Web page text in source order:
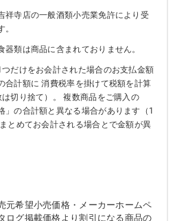
祥寺店の一般酒類小売業免許により受
類は商品に含まれておりません。
つだけをお会計された場合のお支払金額
合計額に 消費税率を掛けて税額を計算
切り捨て）。 複数商品をご購入の
」の合計額と異なる場合があります（1
とめてお会計される場合とで金額が異
元希望小売価格・メーカーホームペ
ログ掲載価格より割引になる商品の